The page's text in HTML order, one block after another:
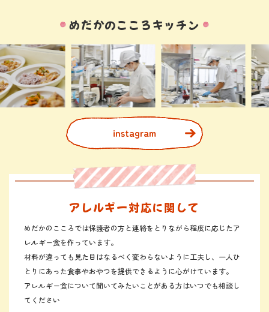
めだかのこころキッチン
instagram
アレルギー対応に関して
めだかのこころでは保護者の方と連絡をとりながら程度に応じたア
レルギー食を作っています。
材料が違っても見た目はなるべく変わらないように工夫し、一人ひ
とりにあった食事やおやつを提供できるように心がけています。
アレルギー食について聞いてみたいことがある方はいつでも相談し
てください